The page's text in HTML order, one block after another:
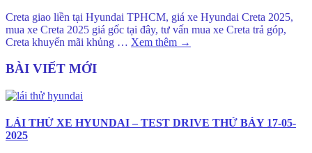
Creta giao liền tại Hyundai TPHCM, giá xe Hyundai Creta 2025,
mua xe Creta 2025 giá gốc tại đây, tư vấn mua xe Creta trả góp,
Creta khuyến mãi khủng … Xem thêm →
BÀI VIẾT MỚI
LÁI THỬ XE HYUNDAI – TEST DRIVE THỨ BẢY 17-05-
2025